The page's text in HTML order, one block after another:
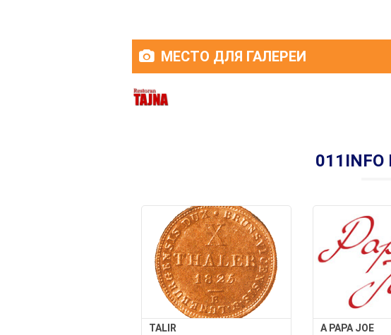
МЕСТО ДЛЯ ГАЛЕРЕИ
TALIR A PAPA JOE